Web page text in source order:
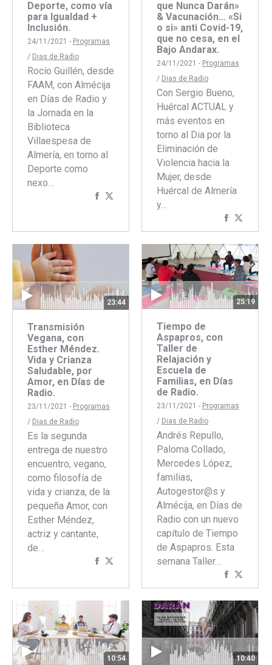
Deporte, como vía
para Igualdad +
Inclusión.
24/11/2021 - Programas
/ Dias de Radio
Rocío Guillén, desde
FAAM, con Almécija
en Días de Radio y
la Jornada en la
Biblioteca
Villaespesa de
Almería, en torno al
Deporte como
nexo…
Compartir
que Nunca Darán»
& Vacunación… «Si
o si» anti Covid-19,
que no cesa, en el
Bajo Andarax.
24/11/2021 - Programas
/ Dias de Radio
Con Sergio Bueno,
Huércal ACTUAL y
más eventos en
torno al Dia por la
Eliminación de
Violencia hacia la
Mujer, desde
Huércal de Almería
y…
Compartir
concon
23:44
Transmisión
Vegana, con
Esther Méndez.
Vida y Crianza
Saludable, por
Amor, en Días de
Radio.
23/11/2021 - Programas
/ Dias de Radio
Es la segunda
entrega de nuestro
encuentro, vegano,
como filosofía de
vida y crianza, de la
pequeña Amor, con
Esther Méndez,
actriz y cantante,
de…
Compartir
Facebook
Twitter
25:19
Tiempo de
Aspapros, con
Taller de
Relajación y
Escuela de
Familias, en Días
de Radio.
23/11/2021 - Programas
/ Dias de Radio
Andrés Repullo,
Paloma Collado,
Mercedes López,
familias,
Autogestor@s y
Almécija, en Días de
Radio con un nuevo
capítulo de Tiempo
de Aspapros. Esta
semana Taller…
Compartir
concon
10:54 10:40